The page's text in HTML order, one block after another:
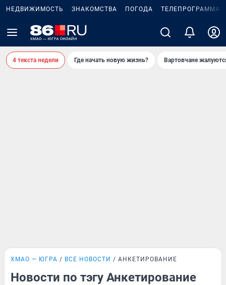
НЕДВИЖИМОСТЬ ЗНАКОМСТВА ПОГОДА ТЕЛЕПРОГРАММА
4 текста недели Где начать новую жизнь? Вартовчане
ХМАО — ЮГРА ВСЕ НОВОСТИ АНКЕТИРОВАНИЕ
Новости по тэгу Анкетирование